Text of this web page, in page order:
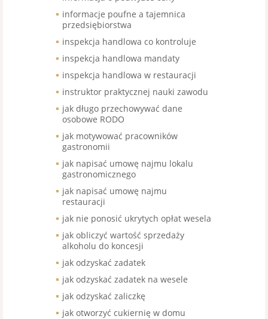
informacje poufne a tajemnica
przedsiębiorstwa
inspekcja handlowa co kontroluje
inspekcja handlowa mandaty
inspekcja handlowa w restauracji
instruktor praktycznej nauki zawodu
jak długo przechowywać dane
osobowe RODO
jak motywować pracowników
gastronomii
jak napisać umowę najmu lokalu
gastronomicznego
jak napisać umowę najmu
restauracji
jak nie ponosić ukrytych opłat wesela
jak obliczyć wartość sprzedaży
alkoholu do koncesji
jak odzyskać zadatek
jak odzyskać zadatek na wesele
jak odzyskać zaliczkę
jak otworzyć cukiernię w domu